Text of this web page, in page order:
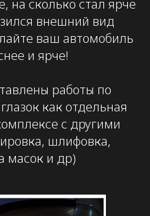
на сколько стал ярче
внешний вид
ваш автомобиль
и ярче!
работы по
как отдельная
с другими
шлифовка,
масок и др)